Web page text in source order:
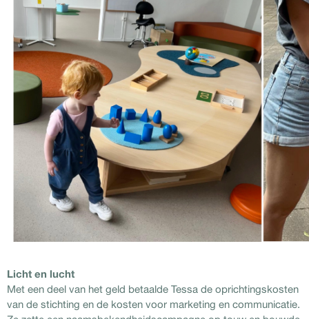
Licht en lucht
Met een deel van het geld betaalde Tessa de oprichtingskosten
van de stichting en de kosten voor marketing en communicatie.